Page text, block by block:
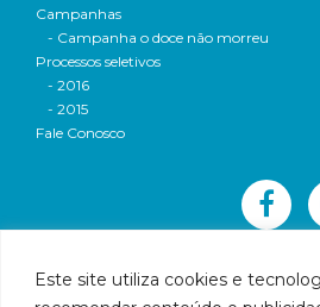
Este site utiliza cookies e
Campanhas
- Campanha o doce não morreu
Processos seletivos
- 2016
- 2015
Fale Conosco